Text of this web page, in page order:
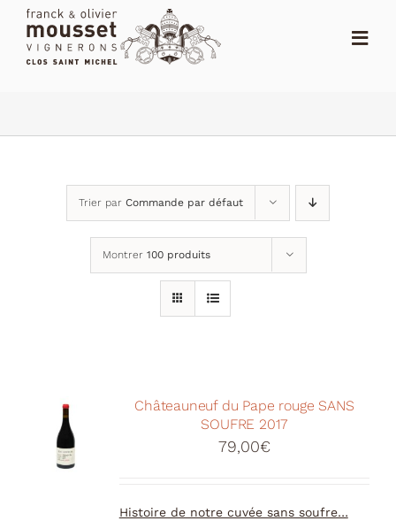
Passer
contenu
LE DOMAINE
Trier par Commande par défaut
Montrer 100 produits
Châteauneuf du Pape rouge SANS
SOUFRE 2017
79,00€
Histoire de notre cuvée sans soufre…